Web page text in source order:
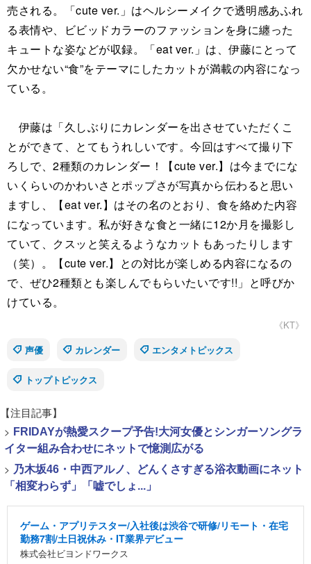
売される。「cute ver.」はヘルシーメイクで透明感あふれ
る表情や、ビビッドカラーのファッションを身に纏った
キュートな姿などが収録。「eat ver.」は、伊藤にとって
欠かせない“食”をテーマにしたカットが満載の内容になっ
ている。
伊藤は「久しぶりにカレンダーを出させていただくこ
とができて、とてもうれしいです。今回はすべて撮り下
ろしで、2種類のカレンダー！【cute ver.】は今までにな
いくらいのかわいさとポップさが写真から伝わると思い
ますし、【eat ver.】はその名のとおり、食を絡めた内容
になっています。私が好きな食と一緒に12か月を撮影し
ていて、クスッと笑えるようなカットもあったりします
（笑）。【cute ver.】との対比が楽しめる内容になるの
で、ぜひ2種類とも楽しんでもらいたいです!!」と呼びか
けている。
《KT》
声優
カレンダー エンタメトピックス
トップトピックス
【注目記事】
> FRIDAYが熱愛スクープ予告!大河女優とシンガーソングラ
イター組み合わせにネットで憶測広がる
> 乃木坂46・中西アルノ、どんくさすぎる浴衣動画にネット
「相変わらず」「嘘でしょ...」
ゲーム・アプリテスター/入社後は渋谷で研修/リモート・在宅
勤務7割/土日祝休み・IT業界デビュー
株式会社ビヨンドワークス